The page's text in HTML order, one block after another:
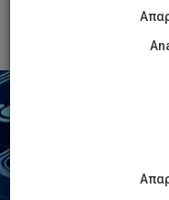
Νέα-Ανακοινώσεις